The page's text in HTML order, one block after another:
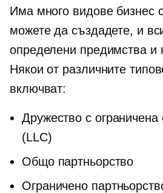
Има много видове бизнес
можете да създадете, и
определени предимства и
Някои от различните
включват:
Дружество с ограничена
(LLC)
Общо партньорство
Ограничено